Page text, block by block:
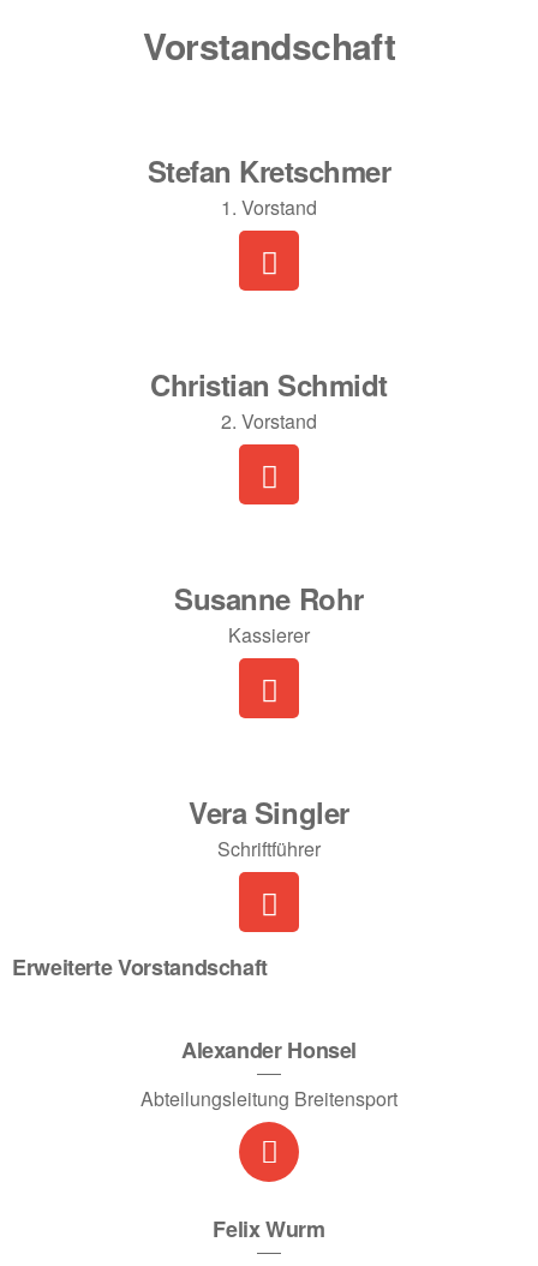
Vorstandschaft
Stefan Kretschmer
1. Vorstand
Christian Schmidt
2. Vorstand
Susanne Rohr
Kassierer
Vera Singler
Schriftführer
Erweiterte Vorstandschaft
Alexander Honsel
Abteilungsleitung Breitensport
Felix Wurm